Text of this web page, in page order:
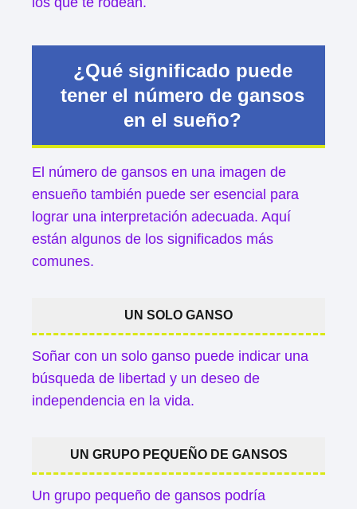
¿Qué significado puede
tener el número de gansos
en el sueño?
El número de gansos en una imagen de
ensueño también puede ser esencial para
lograr una interpretación adecuada. Aquí
están algunos de los significados más
comunes.
UN SOLO GANSO
Soñar con un solo ganso puede indicar una
búsqueda de libertad y un deseo de
independencia en la vida.
UN GRUPO PEQUEÑO DE GANSOS
Un grupo pequeño de gansos podría